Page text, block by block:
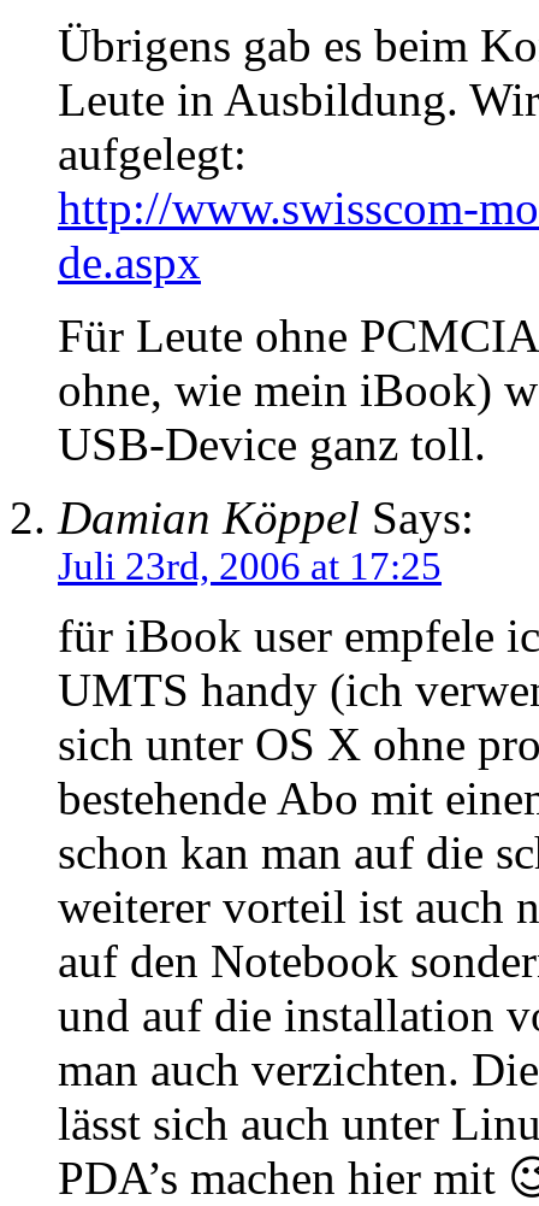
Übrigens gab es beim
Leute in Ausbildung.
aufgelegt:
http://www.swisscom-
de.aspx
Für Leute ohne
ohne, wie mein iBook)
USB-Device ganz toll.
Damian Köppel Says:
Juli 23rd, 2006 at 17:25
für iBook user empfele
UMTS handy (ich
sich unter OS X ohne
bestehende Abo mit
schon kan man auf die
weiterer vorteil ist auch
auf den Notebook
und auf die installation
man auch verzichten.
lässt sich auch unter
PDA’s machen hier mit